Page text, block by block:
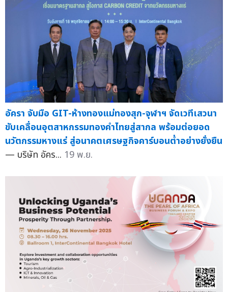
อัครา จับมือ GIT-ห้างทองแม่ทองสุก-จุฬาฯ จัดเวทีเสวนา
ขับเคลื่อนอุตสาหกรรมทองคำไทยสู่สากล พร้อมต่อยอด
นวัตกรรมหางแร่ สู่อนาคตเศรษฐกิจคาร์บอนต่ำอย่างยั่งยืน
— บริษัท อัคร... 19 พ.ย.